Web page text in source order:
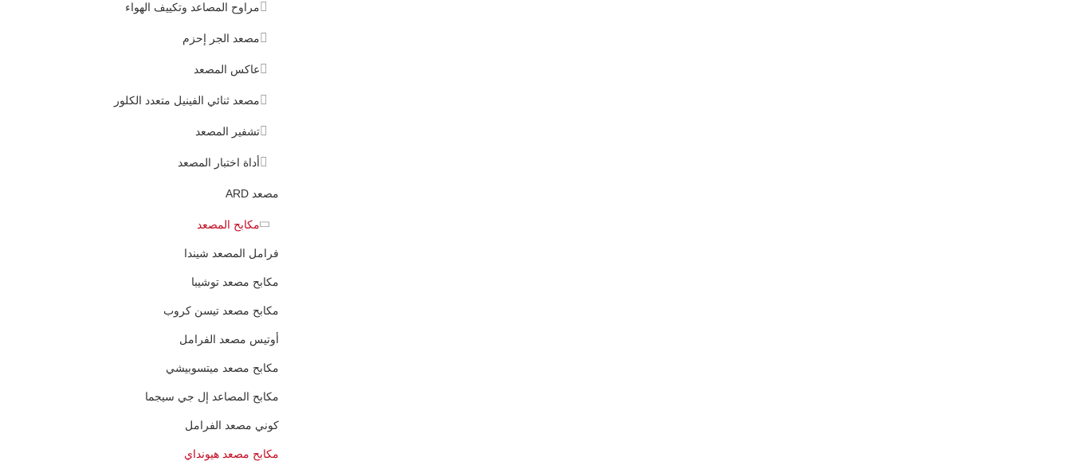
مراوح المصاعد وتكييف الهواء
مصعد الجر إحزم
عاكس المصعد
مصعد ثنائي الفينيل متعدد الكلور
تشفير المصعد
أداة اختبار المصعد
مصعد ARD
مكابح المصعد
فرامل المصعد شيندا
مكابح مصعد توشيبا
مكابح مصعد تيسن كروب
أوتيس مصعد الفرامل
مكابح مصعد ميتسوبيشي
مكابح المصاعد إل جي سيجما
كوني مصعد الفرامل
مكابح مصعد هيونداي